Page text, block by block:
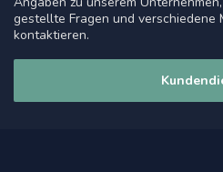
gestellte Fragen und verschiedene
kontaktieren.